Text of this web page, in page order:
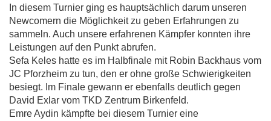
In diesem Turnier ging es hauptsächlich darum unseren
Newcomern die Möglichkeit zu geben Erfahrungen zu
sammeln. Auch unsere erfahrenen Kämpfer konnten ihre
Leistungen auf den Punkt abrufen.
Sefa Keles hatte es im Halbfinale mit Robin Backhaus vom
JC Pforzheim zu tun, den er ohne große Schwierigkeiten
besiegt. Im Finale gewann er ebenfalls deutlich gegen
David Exlar vom TKD Zentrum Birkenfeld.
Emre Aydin kämpfte bei diesem Turnier eine